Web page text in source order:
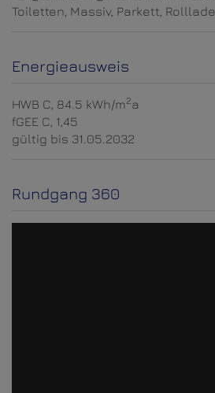
Toiletten Massiv Parkett
Energieausweis
HWB C, 84.5 kWh/m2a
fGEE C, 1,45
gültig bis 31.05.2032
Rundgang 360